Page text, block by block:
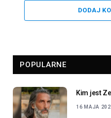
DODAJ
POPULARNE
Kim jest
16 MAJA